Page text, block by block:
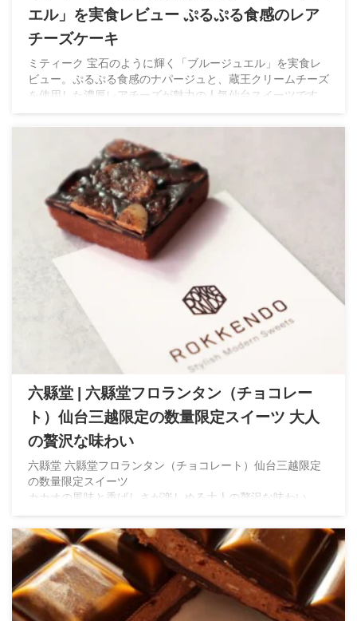
エル」を実食レビュー ぷるぷる食感のレア
チーズケーキ
ミティーク 宝石のように輝く「ブルージュエル」を実食レ
ビュー。ぷるぷる食感のナパージュと、蔵王クリームチーズ
を使用した濃厚レアチーズが魅力の人気仙台スイーツです。
食べた感想とともにご紹介します。
六縣堂 | 六縣堂フロランタン（チョコレー
ト）仙台三越限定の数量限定スイーツ 大人
の贅沢な味わい
六縣堂 六縣堂フロランタン（チョコレート）仙台三越限定
の数量限定スイーツ
カカオの風味と香ばしさが楽しめる大人の贅沢な味わい